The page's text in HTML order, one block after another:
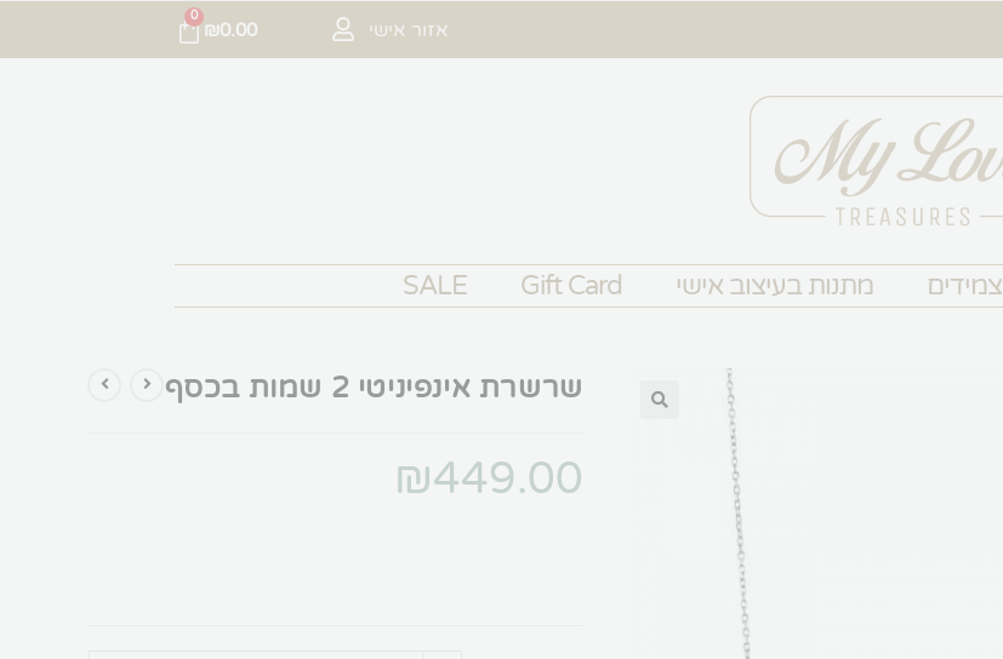
אזור אישי ₪0.00
0
צמידים מתנות בעיצוב אישי Gift Card
SALE
שרשרת אינפיניטי 2 שמות בכסף
₪449.00